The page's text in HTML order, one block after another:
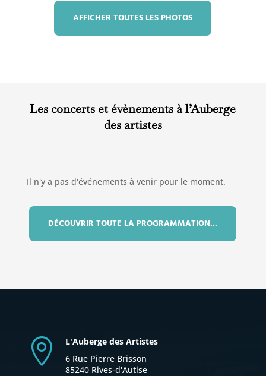
AFFICHER TOUTES LES PHOTOS
Les concerts et évènements à l’Auberge
des artistes
Il n'y a pas d'événements à venir pour le moment.
DÉCOUVRIR TOUTE LA PROGRAMMATION...

L'Auberge des Artistes
6 Rue Pierre Brisson
85240 Rives-d'Autise